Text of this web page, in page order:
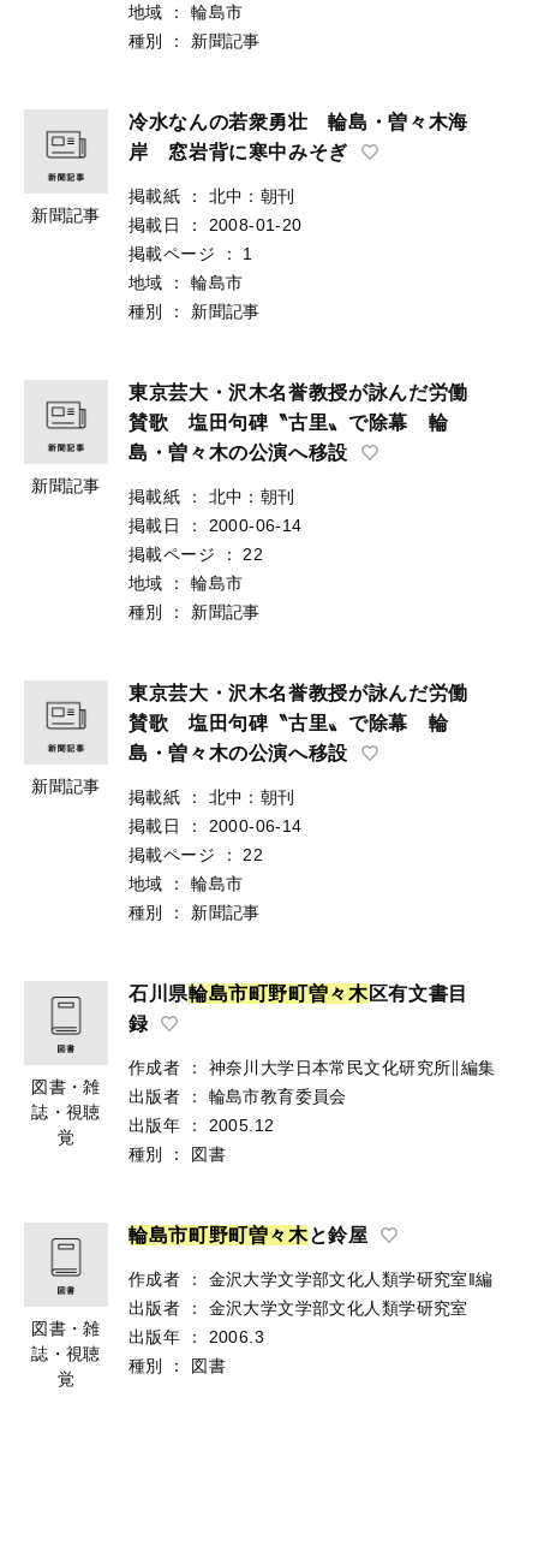
地域
：
輪島市
種別
： 新聞記事
新聞記事
冷水なんの若衆勇壮 輪島・曽々木海
岸 窓岩背に寒中みそぎ
掲載紙 ：
北中：朝刊
掲載日
：
2008-01-20
掲載ページ
：
1
地域
：
輪島市
種別
： 新聞記事
新聞記事
東京芸大・沢木名誉教授が詠んだ労働
賛歌 塩田句碑〝古里〟で除幕 輪
島・曽々木の公演へ移設
掲載紙 ：
北中：朝刊
掲載日
：
2000-06-14
掲載ページ
：
22
地域
：
輪島市
種別
： 新聞記事
新聞記事
東京芸大・沢木名誉教授が詠んだ労働
賛歌 塩田句碑〝古里〟で除幕 輪
島・曽々木の公演へ移設
掲載紙 ：
北中：朝刊
掲載日
：
2000-06-14
掲載ページ
：
22
地域
：
輪島市
種別
： 新聞記事
図書・雑
誌・視聴
覚
石川県輪島市町野町曽々木区有文書目
録
作成者 ：
神奈川大学日本常民文化研究所∥編集
出版者
：
輪島市教育委員会
出版年
：
2005.12
種別
： 図書
図書・雑
誌・視聴
覚
輪島市町野町曽々木と鈴屋
作成者 ：
金沢大学文学部文化人類学研究室‖編
出版者
：
金沢大学文学部文化人類学研究室
出版年
：
2006.3
種別
： 図書